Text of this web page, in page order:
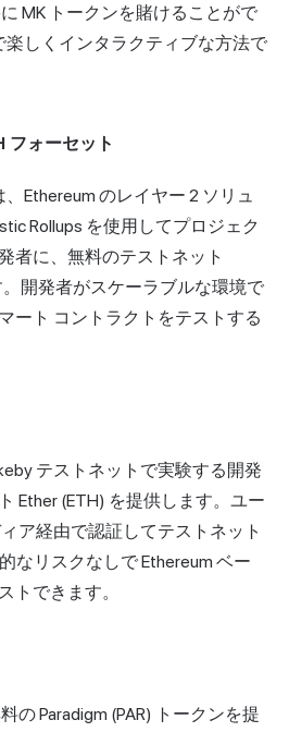
MK トークンを賭けることがで
楽しくインタラクティブな方法で
フォーセット
、Ethereum のレイヤー 2 ソリュ
Rollups を使用してプロジェク
者に、無料のテストネット
開発者がスケーラブルな環境で
ート コントラクトをテストする
テストネットで実験する開発
Ether (ETH) を提供します。ユー
ア経由で認証してテストネット
なリスクなしで Ethereum ベー
トできます。
の Paradigm (PAR) トークンを提